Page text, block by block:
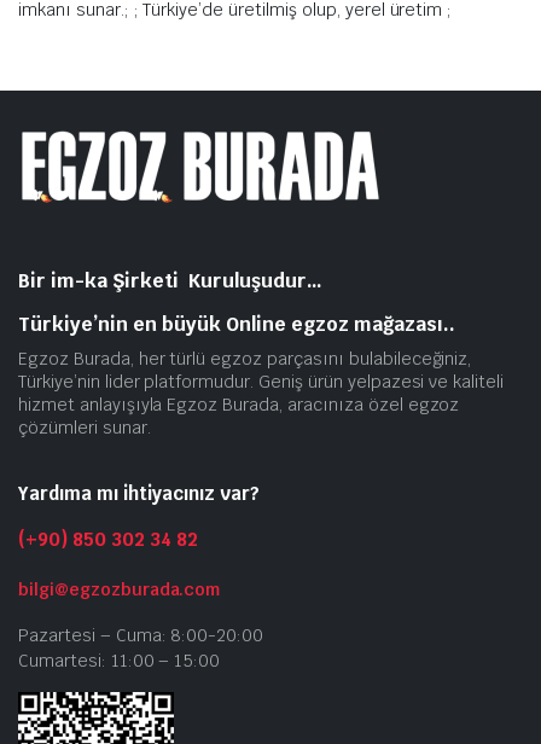
imkanı sunar.; ; Türkiye’de üretilmiş olup, yerel üretim ;
Bir im-ka Şirketi Kuruluşudur…
Türkiye’nin en büyük Online egzoz mağazası..
Egzoz Burada, her türlü egzoz parçasını bulabileceğiniz,
Türkiye’nin lider platformudur. Geniş ürün yelpazesi ve kaliteli
hizmet anlayışıyla Egzoz Burada, aracınıza özel egzoz
çözümleri sunar.
Yardıma mı ihtiyacınız var?
(+90) 850 302 34 82
bilgi@egzozburada.com
Pazartesi – Cuma: 8:00-20:00
Cumartesi: 11:00 – 15:00